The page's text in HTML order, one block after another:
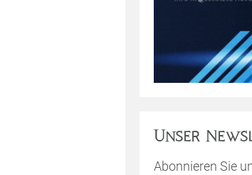
Unser
Abonnieren Sie